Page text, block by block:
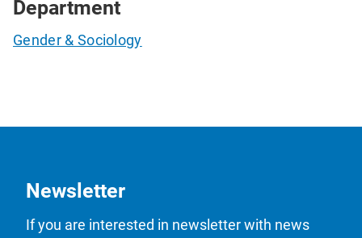
Department
Gender & Sociology
Newsletter
If you are interested in newsletter with news